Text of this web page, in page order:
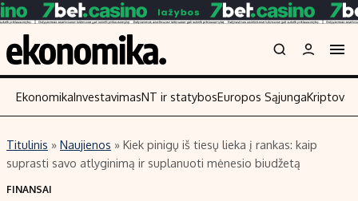
Turinys
Naujienos
Skaitykite
EkonomikaInvestavimasNT ir statybosEuropos Sąjunga
Titulinis » Naujienos » Kiek pinigų iš tiesų lieka į rankas: kaip
suprasti savo atlyginimą ir suplanuoti mėnesio biudžetą
FINANSAI